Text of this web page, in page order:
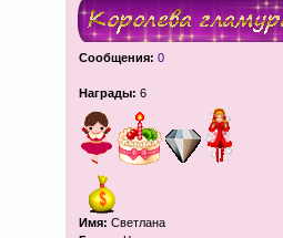
Сообщения: 0
Награды: 6
Имя: Светлана